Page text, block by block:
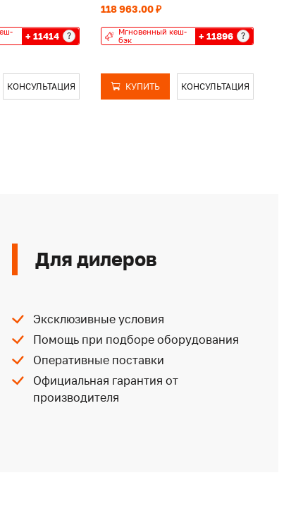
+ 11414 ?
КОНСУЛЬТАЦИЯ
118 963.00 ₽
Мгновенный кеш-
бэк
+ 11896 ?
КУПИТЬ КОНСУЛЬТАЦИЯ
Для дилеров
Эксклюзивные условия
Помощь при подборе оборудования
Оперативные поставки
Официальная гарантия от
производителя